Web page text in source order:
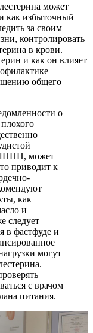
может
как избыточный
за своим
контролировать
в крови.
и как он влияет
общего
о
ЛПНП, может
приводит к
как
и
следует
в фастфуде и
могут
с врачом
питания.